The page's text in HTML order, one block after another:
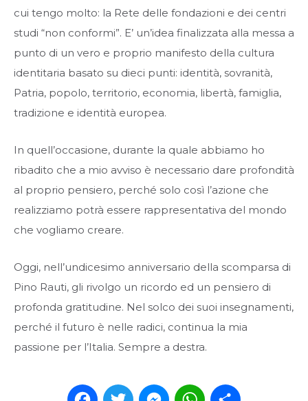
cui tengo molto: la Rete delle fondazioni e dei centri
studi “non conformi”. E’ un’idea finalizzata alla messa a
punto di un vero e proprio manifesto della cultura
identitaria basato su dieci punti: identità, sovranità,
Patria, popolo, territorio, economia, libertà, famiglia,
tradizione e identità europea.
In quell’occasione, durante la quale abbiamo ho
ribadito che a mio avviso è necessario dare profondità
al proprio pensiero, perché solo così l’azione che
realizziamo potrà essere rappresentativa del mondo
che vogliamo creare.
Oggi, nell’undicesimo anniversario della scomparsa di
Pino Rauti, gli rivolgo un ricordo ed un pensiero di
profonda gratitudine. Nel solco dei suoi insegnamenti,
perché il futuro è nelle radici, continua la mia
passione per l’Italia. Sempre a destra.
FacebookTwitter MessengerWhatsApp